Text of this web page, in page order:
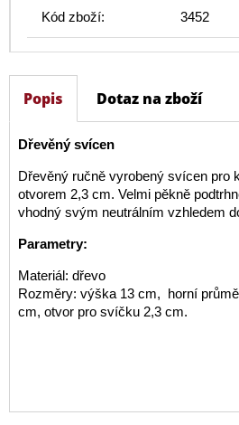
Kód zboží: 3452
Popis Dotaz na zboží
Dřevěný svícen
Dřevěný ručně vyrobený svícen pro
otvorem 2,3 cm. Velmi pěkně
vhodný svým neutrálním vzhledem
Parametry:
Materiál: dřevo
Rozměry: výška 13 cm, horní
cm, otvor pro svíčku 2,3 cm.